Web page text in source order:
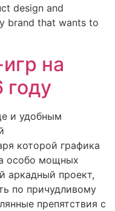
design and
brand that wants to
на
и удобным
которой графика
особо мощных
аркадный проект,
по причудливому
препятствия с